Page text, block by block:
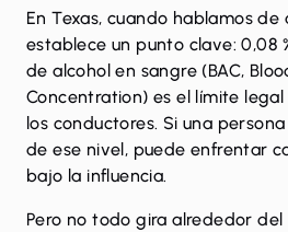
En Texas, cuando hablamos de
establece un punto clave: 0,08
de alcohol en sangre (BAC,
Concentration) es el límite
los conductores. Si una
de ese nivel, puede enfrentar
bajo la influencia.
Pero no todo gira alrededor del